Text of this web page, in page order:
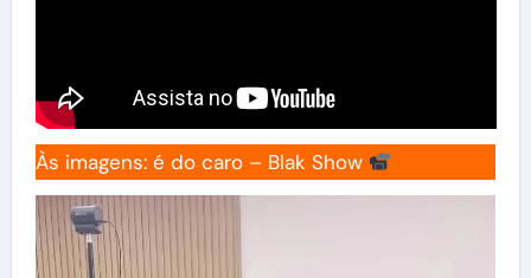
Às imagens: é do caro – Blak Show